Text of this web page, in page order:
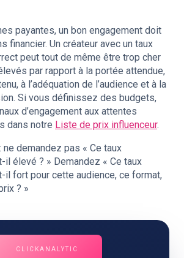
payantes, un bon engagement doit
financier. Un créateur avec un taux
peut tout de même être trop cher
par rapport à la portée attendue,
à l’adéquation de l’audience et à la
Si vous définissez des budgets,
d’engagement aux attentes
dans notre Liste de prix influenceur.
ne demandez pas « Ce taux
il élevé ? » Demandez « Ce taux
il fort pour cette audience, ce format,
? »
CLICKANALYTIC